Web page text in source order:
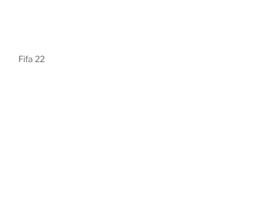
Fifa 22